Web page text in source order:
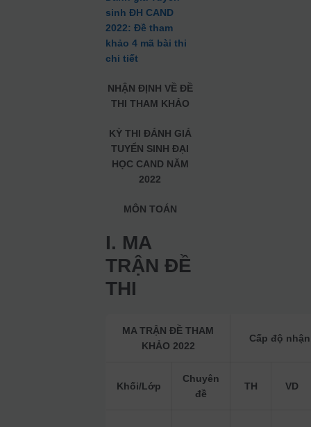
sinh ĐH CAND
2022: Đề tham
khảo 4 mã bài thi
chi tiết
NHẬN ĐỊNH VỀ ĐỀ
THI THAM KHẢO
KỲ THI ĐÁNH GIÁ
TUYỂN SINH ĐẠI
HỌC CAND NĂM
2022
MÔN TOÁN
I. MA
TRẬN ĐỀ
THI
MA TRẬN ĐỀ THAM
KHẢO 2022
Cấp độ
Khối/Lớp
Chuyên
đề
TH VD